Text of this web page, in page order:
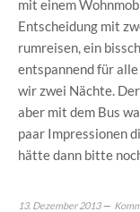
mit einem
Entscheidung mit
rumreisen, ein
entspannend für
wir zwei Nächte.
aber mit dem Bus
paar Impressionen
hätte dann bitte
13. Dezember 2013